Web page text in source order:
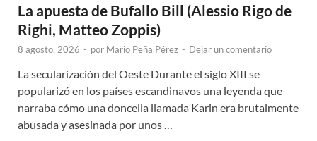
La apuesta de Bufallo Bill (Alessio Rigo de
Righi, Matteo Zoppis)
8 agosto, 2026 - por Mario Peña Pérez - Dejar un comentario
La secularización del Oeste Durante el siglo XIII se
popularizó en los países escandinavos una leyenda que
narraba cómo una doncella llamada Karin era brutalmente
abusada y asesinada por unos …